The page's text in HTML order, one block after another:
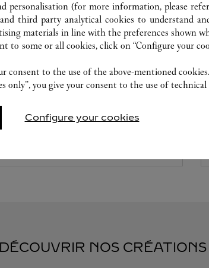
HORLOGER
Cartier sont à votre disposition dans
pour effectuer un diagnostic sur
et procéder lorsque possible à un
NOS CRÉATIONS
personalisation (for more information, please
third party analytical cookies to understand
materials in line with the preferences shown
to some or all cookies, click on “Configure your
consent to the use of the above-mentioned cookies.
only”, you give your consent to the use of technical
Configure your cookies